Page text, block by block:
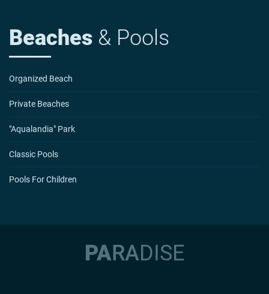
Beaches & Pools
Organized Beach
Private Beaches
"Aqualandia" Park
Classic Pools
Pools For Children
PARADISE